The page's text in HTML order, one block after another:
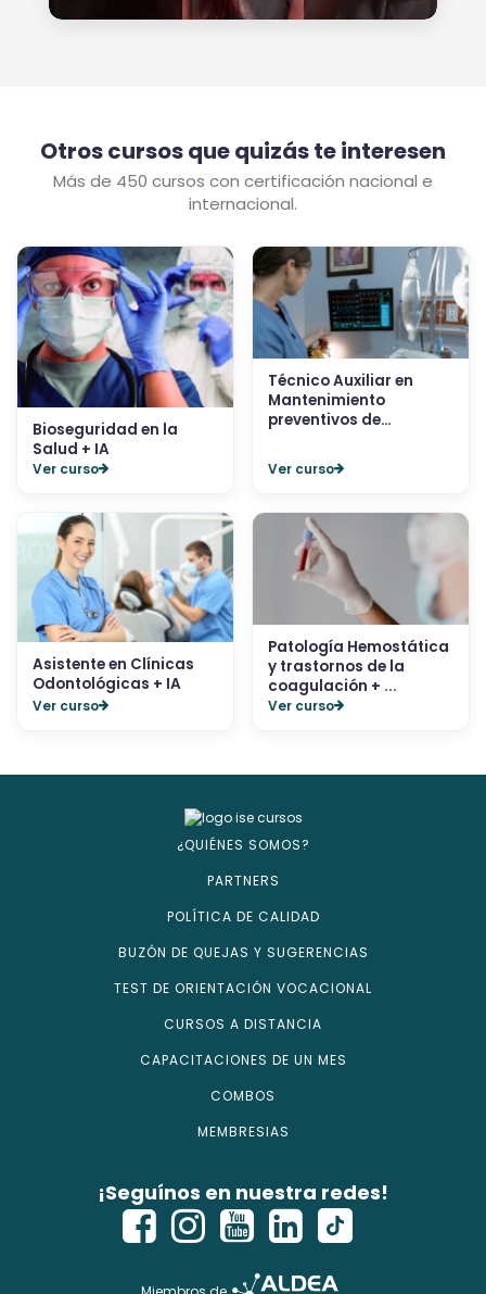
Otros cursos que quizás te interesen
Más de 450 cursos con certificación nacional e
internacional.
Bioseguridad en la
Salud + IA
Ver curso
Técnico Auxiliar en
Mantenimiento
preventivos de
Ver curso
Asistente en Clínicas
Odontológicas + IA
Ver curso
Patología Hemostática
y trastornos de la
coagulación + ...
Ver curso
¿QUIÉNES SOMOS?
PARTNERS
POLÍTICA DE CALIDAD
BUZÓN DE QUEJAS Y SUGERENCIAS
TEST DE ORIENTACIÓN VOCACIONAL
CURSOS A DISTANCIA
CAPACITACIONES DE UN MES
COMBOS
MEMBRESIAS
¡Seguínos en nuestra redes!